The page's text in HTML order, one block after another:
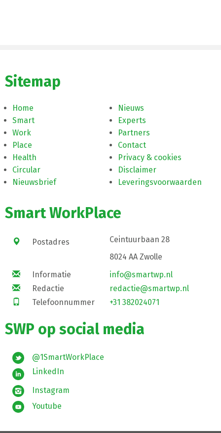
Sitemap
Home
Smart
Work
Place
Health
Circular
Nieuwsbrief
Nieuws
Experts
Partners
Contact
Privacy & cookies
Disclaimer
Leveringsvoorwaarden
Smart WorkPlace
Postadres
Ceintuurbaan 28
8024 AA Zwolle
Informatie
info@smartwp.nl
Redactie
redactie@smartwp.nl
Telefoonnummer
+31 382024071
SWP op social media
@1SmartWorkPlace
LinkedIn
Instagram
Youtube